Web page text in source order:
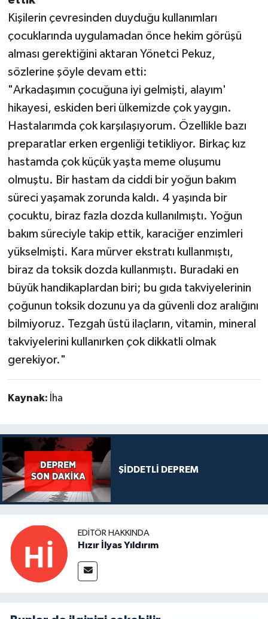
Kişilerin çevresinden duyduğu kullanımları
çocuklarında uygulamadan önce hekim görüşü
alması gerektiğini aktaran Yönetci Pekuz,
sözlerine şöyle devam etti:
"Arkadaşımın çocuğuna iyi gelmişti, alayım'
hikayesi, eskiden beri ülkemizde çok yaygın.
Hastalarımda çok karşılaşıyorum. Özellikle bazı
preparatlar erken ergenliği tetikliyor. Birkaç kız
hastamda çok küçük yaşta meme oluşumu
olmuştu. Bir hastam da ciddi bir yoğun bakım
süreci yaşamak zorunda kaldı. 4 yaşında bir
çocuktu, biraz fazla dozda kullanılmıştı. Yoğun
bakım süreciyle takip ettik, karaciğer enzimleri
yükselmişti. Kara mürver ekstratı kullanmıştı,
biraz da toksik dozda kullanmıştı. Buradaki en
büyük handikaplardan biri; bu gıda takviyelerinin
çoğunun toksik dozunu ya da güvenli doz aralığını
bilmiyoruz. Tezgah üstü ilaçların, vitamin, mineral
takviyelerini kullanırken çok dikkatli olmak
gerekiyor."
Kaynak: İha
ŞİDDETLİ DEPREM
EDITÖR HAKKINDA
Hızır İlyas Yıldırım